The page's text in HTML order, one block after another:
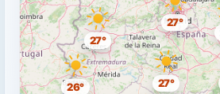
27°
26° 27°
27°